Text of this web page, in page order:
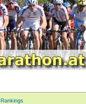
Rankings